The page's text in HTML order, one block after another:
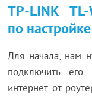
TP-LINK TL-
по настройке
Для начала, нам
подключить
интернет от